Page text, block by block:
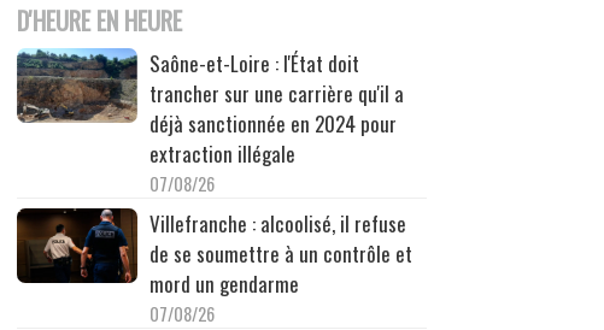
D'HEURE EN HEURE
Saône-et-Loire : l'État doit
trancher sur une carrière qu'il a
déjà sanctionnée en 2024 pour
extraction illégale
07/08/26
Villefranche : alcoolisé, il refuse
de se soumettre à un contrôle et
mord un gendarme
07/08/26